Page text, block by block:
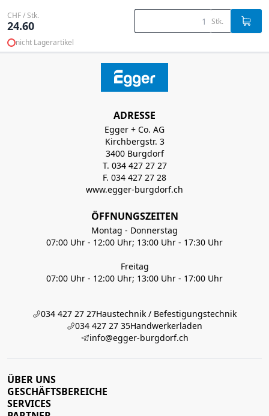
CHF / Stk.
24.60 Stk.
nicht Lagerartikel
ADRESSE
Egger + Co. AG
Kirchbergstr. 3
3400 Burgdorf
T. 034 427 27 27
F. 034 427 27 28
www.egger-burgdorf.ch
ÖFFNUNGSZEITEN
Montag - Donnerstag
07:00 Uhr - 12:00 Uhr; 13:00 Uhr - 17:30 Uhr
Freitag
07:00 Uhr - 12:00 Uhr; 13:00 Uhr - 17:00 Uhr
034 427 27 27Haustechnik / Befestigungstechnik
034 427 27 35Handwerkerladen
info@egger-burgdorf.ch
ÜBER UNS
GESCHÄFTSBEREICHE
SERVICES